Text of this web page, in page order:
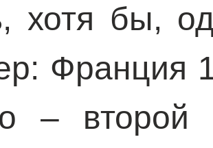
хотя бы,
Франция
– второй